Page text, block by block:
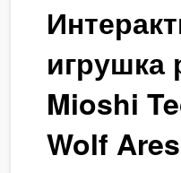
игрушка
Mioshi
Wolf Ares